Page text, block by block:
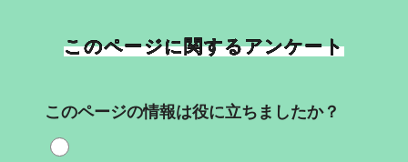
このページに関するアンケート
このページの情報は役に立ちましたか？